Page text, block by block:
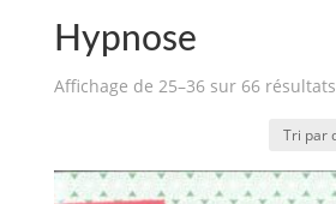
Hypnose
Affichage de 25–36 sur 66 résultats